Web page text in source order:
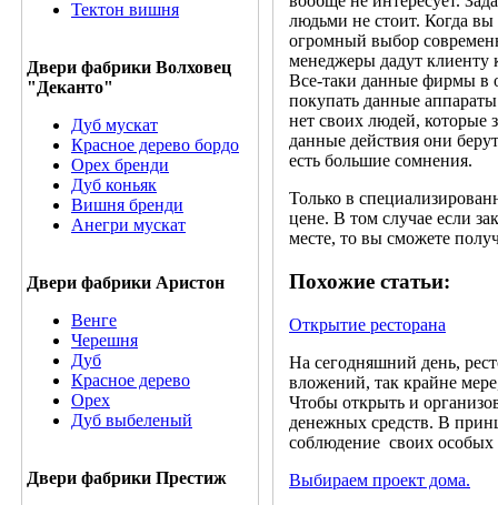
Тектон вишня
Двери фабрики Волховец
"Деканто"
Дуб мускат
Красное дерево бордо
Орех бренди
Дуб коньяк
Вишня бренди
Анегри мускат
Двери фабрики Аристон
Венге
Черешня
Дуб
Красное дерево
Орех
Дуб выбеленый
Двери фабрики Престиж
людьми не стоит. Когда
огромный выбор
менеджеры дадут клиенту
Все-таки данные фирмы в
покупать данные
нет своих людей, которые
данные действия они
есть большие сомнения.
Только в
цене. В том случае если
месте, то вы сможете
Похожие статьи:
Открытие ресторана
На сегодняшний день,
вложений, так крайне
Чтобы открыть и
денежных средств. В
соблюдение своих особых
Выбираем проект дома.